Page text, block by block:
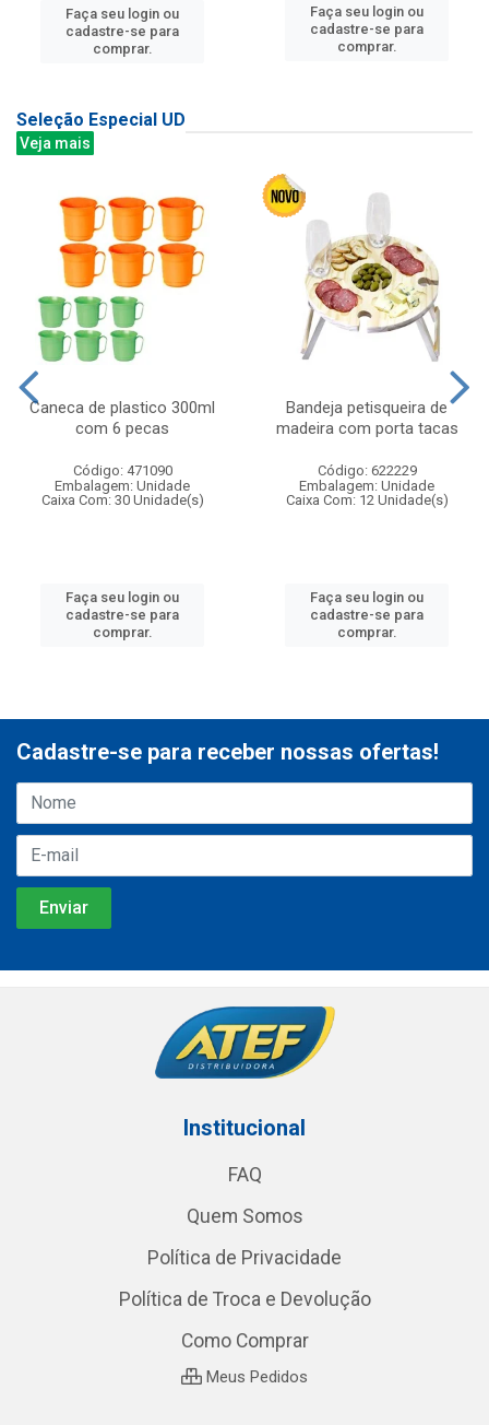
Faça seu login ou
cadastre-se para
comprar.
Faça seu login ou
cadastre-se para
comprar.
Seleção Especial UD
Veja mais
Caneca de plastico 300ml
com 6 pecas
Código: 471090
Embalagem: Unidade
Caixa Com: 30 Unidade(s)
Faça seu login ou
cadastre-se para
comprar.
Bandeja petisqueira de
madeira com porta tacas
Código: 622229
Embalagem: Unidade
Caixa Com: 12 Unidade(s)
Faça seu login ou
cadastre-se para
comprar.
Cadastre-se para receber nossas ofertas!
Institucional
FAQ
Quem Somos
Política de Privacidade
Política de Troca e Devolução
Como Comprar
Meus Pedidos